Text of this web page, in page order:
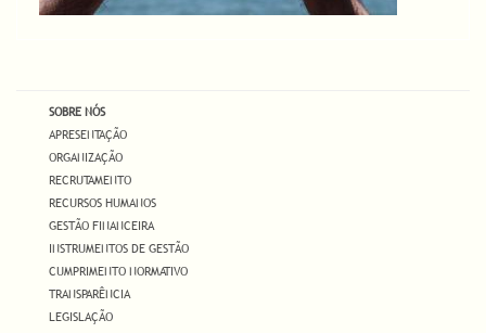
SOBRE NÓS
APRESENTAÇÃO
ORGANIZAÇÃO
RECRUTAMENTO
RECURSOS HUMANOS
GESTÃO FINANCEIRA
INSTRUMENTOS DE GESTÃO
CUMPRIMENTO NORMATIVO
TRANSPARÊNCIA
LEGISLAÇÃO